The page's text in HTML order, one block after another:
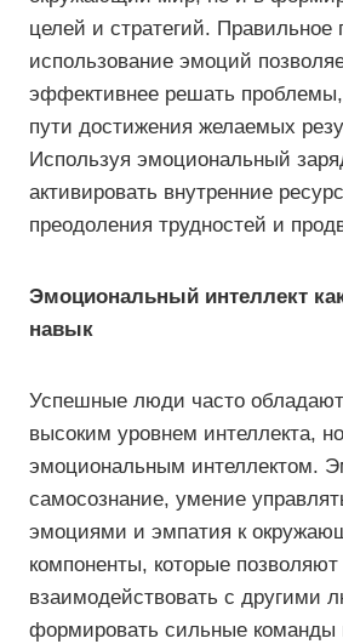
целей и стратегий. Правильное
использование эмоций
эффективнее решать проблемы,
пути достижения желаемых
Используя эмоциональный
активировать внутренние
преодоления трудностей и
Эмоциональный интеллект
навык
Успешные люди часто обладают
высоким уровнем интеллекта,
эмоциональным интеллектом.
самосознание, умение
эмоциями и эмпатия к
компоненты, которые
взаимодействовать с другими
формировать сильные команды